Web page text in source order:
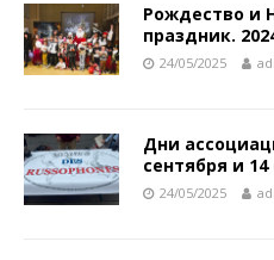
Рождество и
праздник.
24/05/2025
Дни
сентября и
24/05/2025